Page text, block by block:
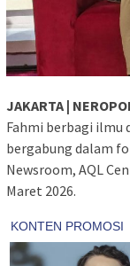
JAKARTA |
Fahmi berbagi ilmu
bergabung dalam
Newsroom, AQL
Maret 2026.